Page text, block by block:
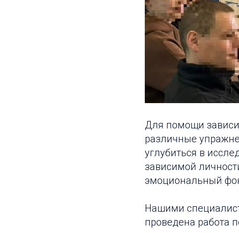
Для помощи
различные
углубиться в
зависимой
эмоциональный
Нашими
проведена работа